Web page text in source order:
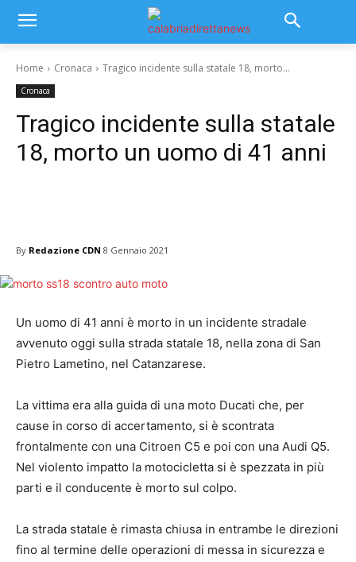
Home Cronaca Tragico incidente sulla statale 18, morto...
Cronaca
Tragico incidente sulla statale
18, morto un uomo di 41 anni
By Redazione CDN 8 Gennaio 2021
Un uomo di 41 anni è morto in un incidente stradale
avvenuto oggi sulla strada statale 18, nella zona di San
Pietro Lametino, nel Catanzarese.
La vittima era alla guida di una moto Ducati che, per
cause in corso di accertamento, si è scontrata
frontalmente con una Citroen C5 e poi con una Audi Q5.
Nel violento impatto la motocicletta si è spezzata in più
parti e il conducente è morto sul colpo.
La strada statale è rimasta chiusa in entrambe le direzioni
fino al termine delle operazioni di messa in sicurezza e